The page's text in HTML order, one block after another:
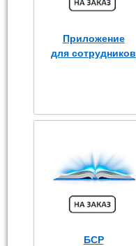
Приложение
для сотрудников
БСР